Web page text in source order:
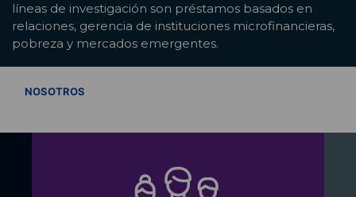
líneas de investigación son préstamos basados en
relaciones, gerencia de instituciones microfinancieras,
pobreza y mercados emergentes.
NOSOTROS